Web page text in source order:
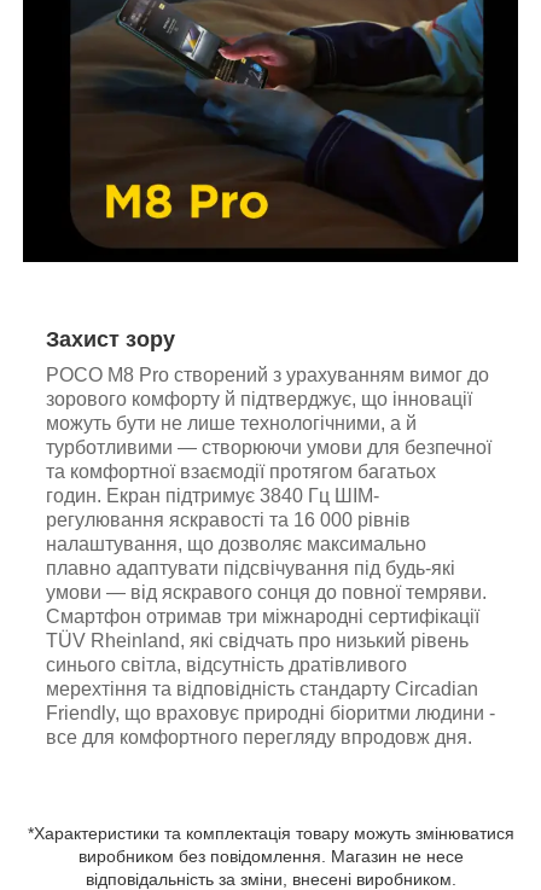
Захист зору
POCO M8 Pro створений з урахуванням вимог до
зорового комфорту й підтверджує, що інновації
можуть бути не лише технологічними, а й
турботливими — створюючи умови для безпечної
та комфортної взаємодії протягом багатьох
годин. Екран підтримує 3840 Гц ШІМ-
регулювання яскравості та 16 000 рівнів
налаштування, що дозволяє максимально
плавно адаптувати підсвічування під будь-які
умови — від яскравого сонця до повної темряви.
Смартфон отримав три міжнародні сертифікації
TÜV Rheinland, які свідчать про низький рівень
синього світла, відсутність дратівливого
мерехтіння та відповідність стандарту Circadian
Friendly, що враховує природні біоритми людини -
все для комфортного перегляду впродовж дня.
*Характеристики та комплектація товару можуть змінюватися
виробником без повідомлення. Магазин не несе
відповідальність за зміни, внесені виробником.